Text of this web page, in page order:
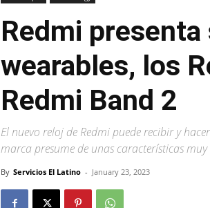
Redmi
wearables, los
Redmi Band 2
El nuevo reloj de Redmi puede recibir y
marca presume de unas características
By Servicios El Latino - January 23, 2023